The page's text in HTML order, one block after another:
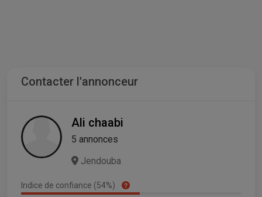
Contacter l'annonceur
Ali chaabi
5 annonces
Jendouba
Indice de confiance (54%)